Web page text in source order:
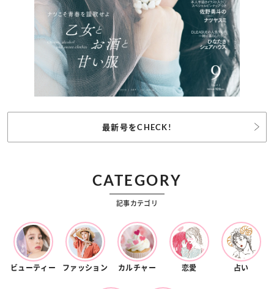
最新号をCHECK!
CATEGORY
記事カテゴリ
ビューティー ファッション カルチャー 恋愛 占い